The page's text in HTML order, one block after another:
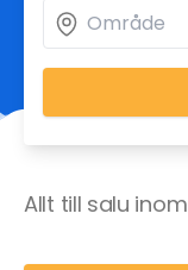
Allt till salu inom